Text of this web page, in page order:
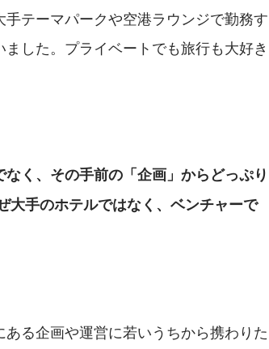
テーマパークや空港ラウンジで勤務す
した。プライベートでも旅行も大好き
く、その手前の「企画」からどっぷり
大手のホテルではなく、ベンチャーで
る企画や運営に若いうちから携わりた